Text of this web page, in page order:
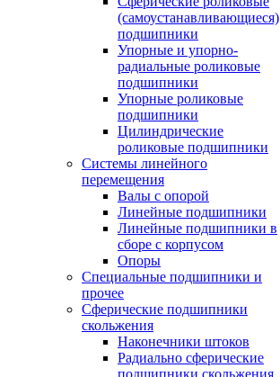
(самоустанавливающиеся)
подшипники
Упорные и упорно-
радиальные роликовые
подшипники
Упорные роликовые
подшипники
Цилиндрические
роликовые подшипники
Системы линейного
перемещения
Валы с опорой
Линейные подшипники
Линейные подшипники в
сборе с корпусом
Опоры
Специальные подшипники и
прочее
Сферические подшипники
скольжения
Наконечники штоков
Радиально сферические
подшипники скольжения